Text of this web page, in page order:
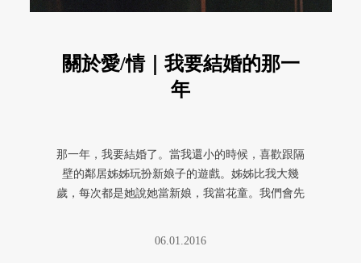
關於愛/情｜我要結婚的那一
年
那一年，我要結婚了。當我還小的時候，喜歡跟隔
壁的鄰居姊姊玩扮新娘子的遊戲。姊姊比我大幾
歲，每次都是她說她當新娘，我當花童。我們會先
06.01.2016